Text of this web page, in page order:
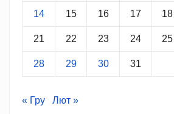
14 15 16 17 18
21 22 23 24 25
28 29 30 31
« Гру Лют »